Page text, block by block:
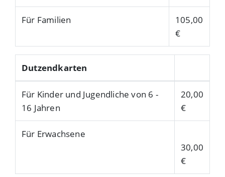
Für Familien
105,00
€
Dutzendkarten
Für Kinder und Jugendliche von 6 -
16 Jahren
20,00
€
Für Erwachsene
30,00
€